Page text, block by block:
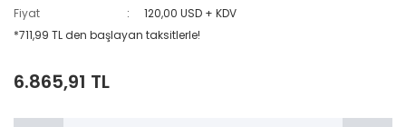
Fiyat
120,00 USD + KDV
*711,99 TL den başlayan taksitlerle!
6.865,91 TL